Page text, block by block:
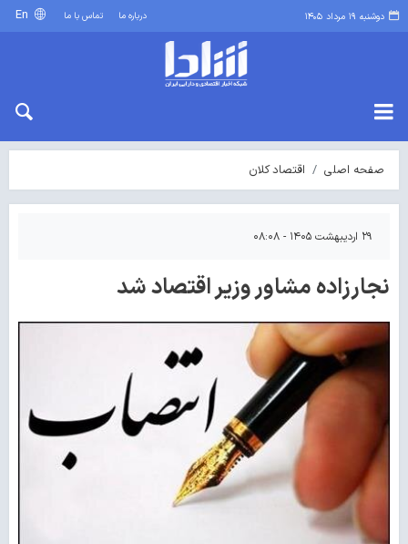
دوشنبه ۱۹ مرداد ۱۴۰۵ درباره ما تماس با ما
صفحه اصلی اقتصاد کلان
۲۹ اردیبهشت ۱۴۰۵ - ۰۸:۰۸
نجارزاده مشاور وزیر اقتصاد شد